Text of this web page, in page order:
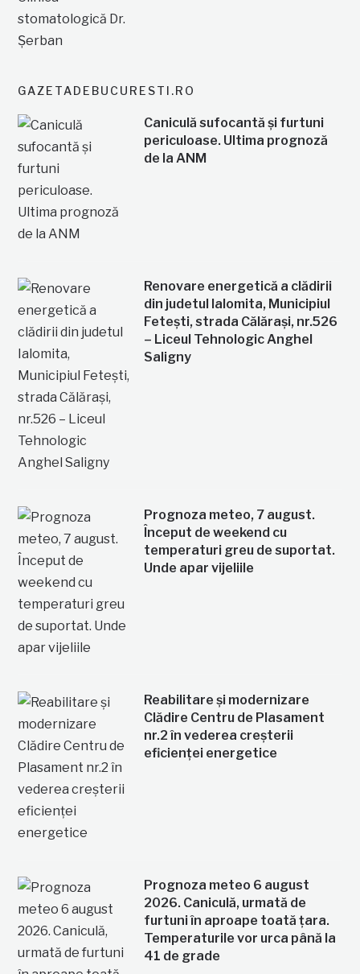
GAZETADEBUCURESTI.RO
Caniculă sufocantă și furtuni
periculoase. Ultima prognoză
de la ANM
Renovare energetică a clădirii
din judetul Ialomita, Municipiul
Fetești, strada Călărași, nr.526
– Liceul Tehnologic Anghel
Saligny
Prognoza meteo, 7 august.
Început de weekend cu
temperaturi greu de suportat.
Unde apar vijeliile
Reabilitare și modernizare
Clădire Centru de Plasament
nr.2 în vederea creșterii
eficienței energetice
Prognoza meteo 6 august
2026. Caniculă, urmată de
furtuni în aproape toată țara.
Temperaturile vor urca până la
41 de grade